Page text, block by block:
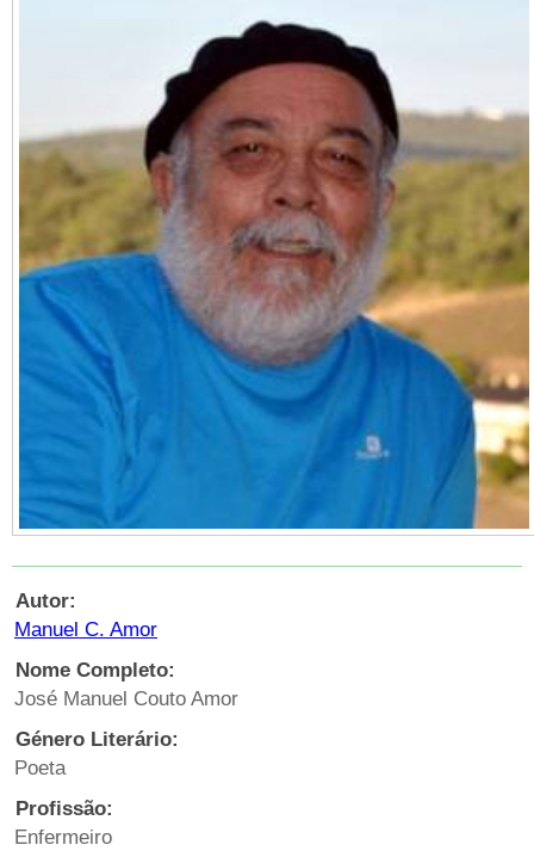
Autor:
Manuel C. Amor
Nome Completo:
José Manuel Couto Amor
Género Literário:
Poeta
Profissão:
Enfermeiro